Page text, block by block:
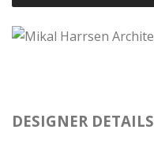
DESIGNER DETAILS